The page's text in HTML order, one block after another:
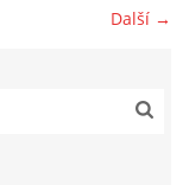
Další →